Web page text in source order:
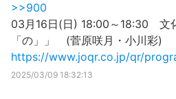
>>900
03月16日(日) 18:00～18:30 文
「の」」 (菅原咲月・小川彩)
https://www.joqr.co.jp/qr/
2025/03/09 18:32:13